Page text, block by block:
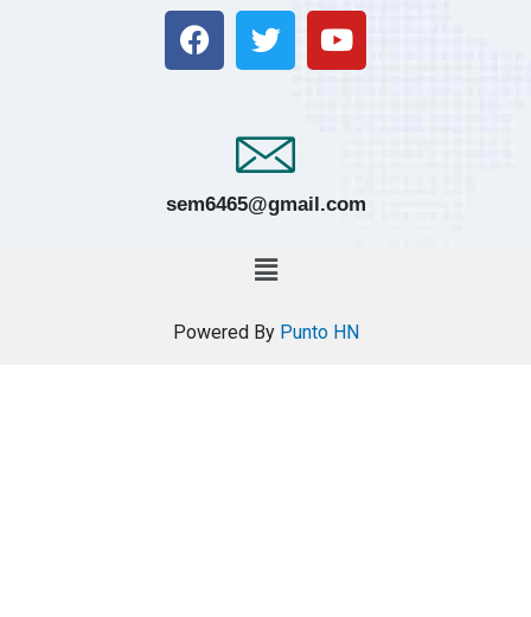
sem6465@gmail.com
Powered By Punto HN